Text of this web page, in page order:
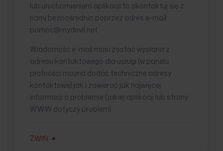
lub uruchomieniem aplikacji to skontaktuj się z
nami bezpośrednio poprzez adres e-mail:
pomoc@mydevil.net
Wiadomość e-mail musi zostać wysłana z
adresu kontaktowego dla usługi (w panelu
płatności można dodać techniczne adresy
kontaktowe) jak i zawierać jak najwięcej
informacji o problemie (jakiej aplikacji lub strony
WWW dotyczy problem).
ZWIŃ